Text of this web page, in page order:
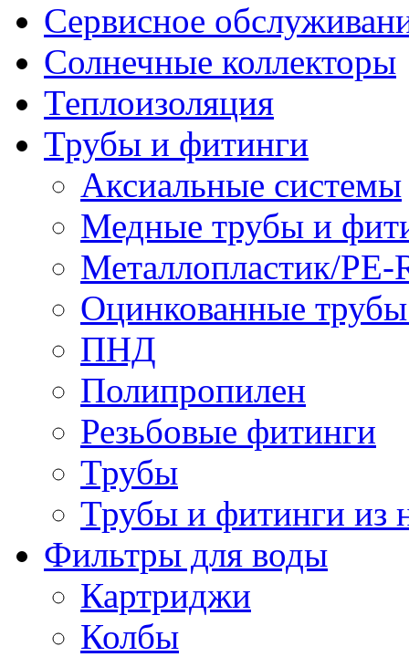
Сервисное
Солнечные коллекторы
Теплоизоляция
Трубы и фитинги
Аксиальные системы
Медные трубы и
Металлопластик/
Оцинкованные
ПНД
Полипропилен
Резьбовые фитинги
Трубы
Трубы и фитинги из
Фильтры для воды
Картриджи
Колбы